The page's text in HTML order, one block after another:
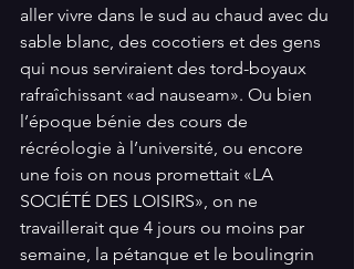
aller vivre dans le sud au chaud avec du
sable blanc, des cocotiers et des gens
qui nous serviraient des tord-boyaux
rafraîchissant «ad nauseam». Ou bien
l’époque bénie des cours de
récréologie à l’université, ou encore
une fois on nous promettait «LA
SOCIÉTÉ DES LOISIRS», on ne
travaillerait que 4 jours ou moins par
semaine, la pétanque et le boulingrin